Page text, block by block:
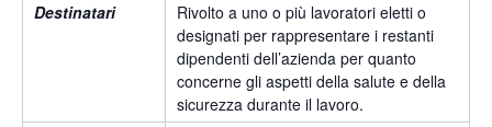
Destinatari
Rivolto a uno o più lavoratori eletti o
designati per rappresentare i restanti
dipendenti dell’azienda per quanto
concerne gli aspetti della salute e della
sicurezza durante il lavoro.